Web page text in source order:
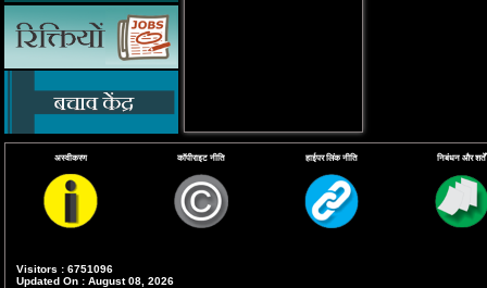
अस्वीकरण कॉपीराइट नीति हाईपर लिंक नीति निबंधन और शर्तें
Visitors : 6751096
Updated On : August 08, 2026